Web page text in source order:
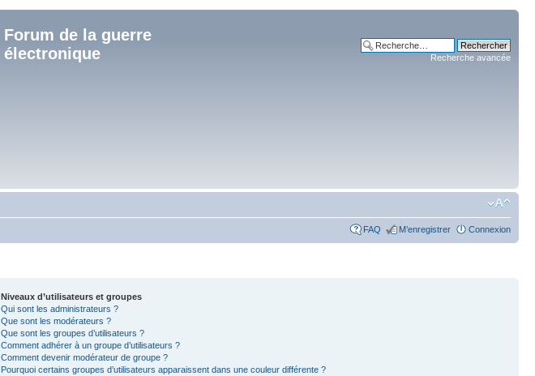
Forum de la guerre
électronique
Recherche avancée
FAQ M’enregistrer Connexion
Niveaux d’utilisateurs et groupes
Qui sont les administrateurs ?
Que sont les modérateurs ?
Que sont les groupes d’utilisateurs ?
Comment adhérer à un groupe d’utilisateurs ?
Comment devenir modérateur de groupe ?
Pourquoi certains groupes d’utilisateurs apparaissent dans une couleur différente ?